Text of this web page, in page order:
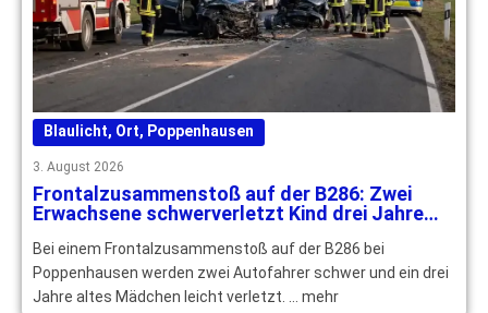
Blaulicht, Ort, Poppenhausen
3. August 2026
Frontalzusammenstoß auf der B286: Zwei
Erwachsene schwerverletzt Kind drei Jahre
Bei einem Frontalzusammenstoß auf der B286 bei
Poppenhausen werden zwei Autofahrer schwer und ein drei
Jahre altes Mädchen leicht verletzt. … mehr